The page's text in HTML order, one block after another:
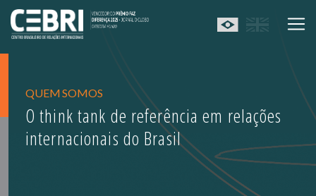
QUEM SOMOS
O think tank de referência em relações
internacionais do Brasil